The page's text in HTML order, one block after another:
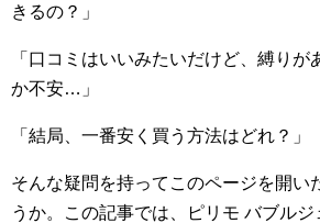
きるの？」
「口コミはいいみたいだけど、縛りが
か不安…」
「結局、一番安く買う方法はどれ？」
そんな疑問を持ってこのページを開い
うか。この記事では、ピリモ バブル